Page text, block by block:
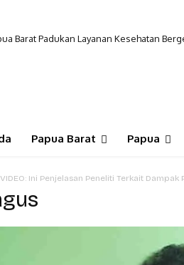
Barat Padukan Layanan Kesehatan
Papua Barat Papua
VIDEO: Ini Penjelasan Peneliti Terkait